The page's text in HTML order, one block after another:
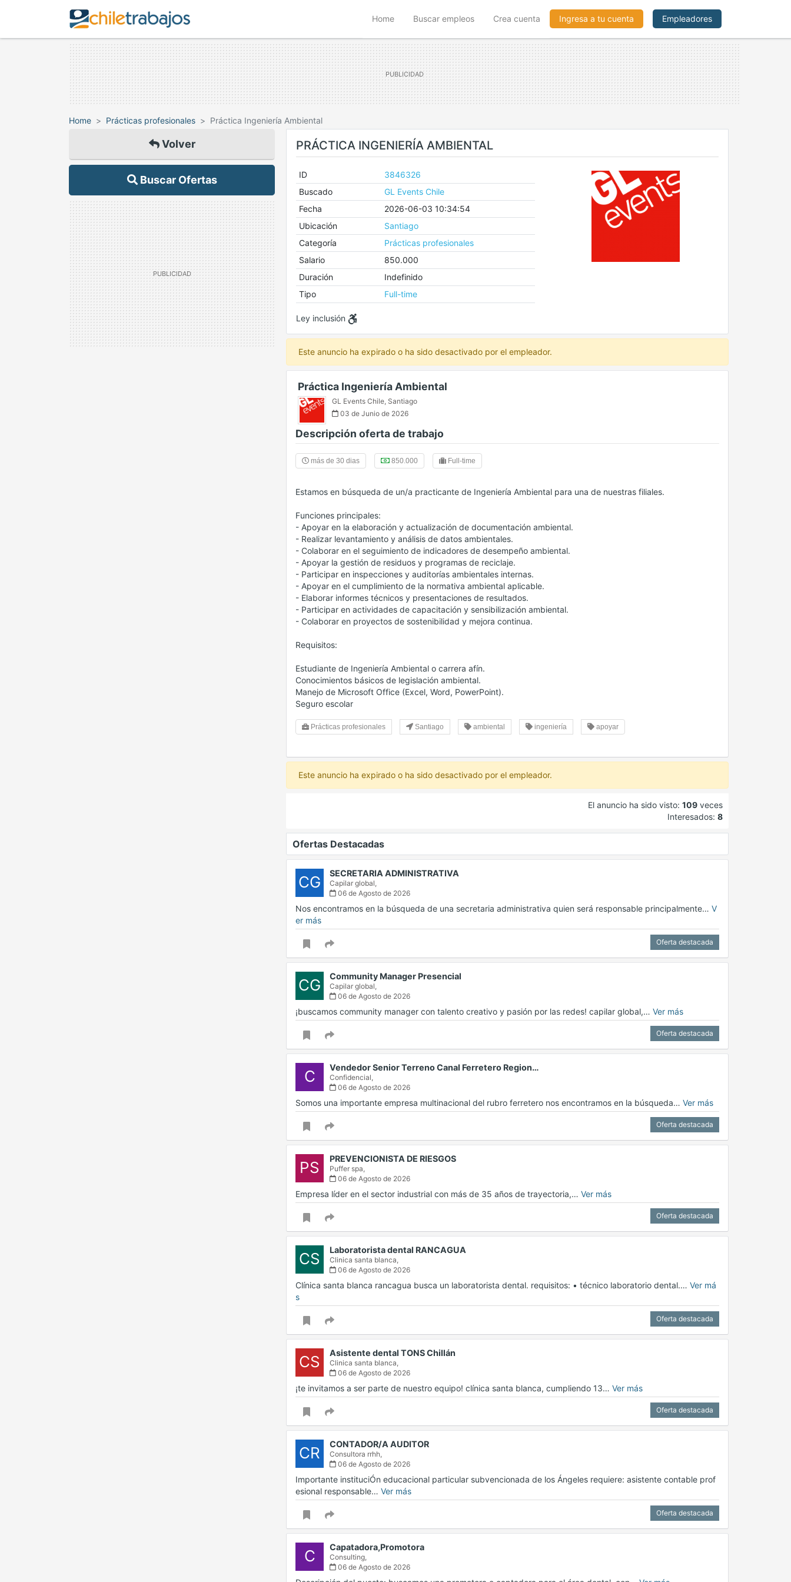
Home(current)Buscar empleos Crea cuenta Ingresa a tu cuenta Empleadores
Home Prácticas profesionales Práctica Ingeniería Ambiental
Volver
Buscar Ofertas
PRÁCTICA INGENIERÍA AMBIENTAL
ID
3846326
Buscado
GL Events Chile
Fecha
2026-06-03 10:34:54
Ubicación
Santiago
Categoría
Prácticas profesionales
Salario
850.000
Duración
Indefinido
Tipo
Full-time
Ley inclusión
Este anuncio ha expirado o ha sido desactivado por el empleador.
Práctica Ingeniería Ambiental
GL Events Chile, Santiago
03 de Junio de 2026
Descripción oferta de trabajo
más de 30 dias 850.000 Full-time
Estamos en búsqueda de un/a practicante de Ingeniería Ambiental para una de nuestras filiales.
Funciones principales:
- Apoyar en la elaboración y actualización de documentación ambiental.
- Realizar levantamiento y análisis de datos ambientales.
- Colaborar en el seguimiento de indicadores de desempeño ambiental.
- Apoyar la gestión de residuos y programas de reciclaje.
- Participar en inspecciones y auditorías ambientales internas.
- Apoyar en el cumplimiento de la normativa ambiental aplicable.
- Elaborar informes técnicos y presentaciones de resultados.
- Participar en actividades de capacitación y sensibilización ambiental.
- Colaborar en proyectos de sostenibilidad y mejora continua.
Requisitos:
Estudiante de Ingeniería Ambiental o carrera afín.
Conocimientos básicos de legislación ambiental.
Manejo de Microsoft Office (Excel, Word, PowerPoint).
Seguro escolar
Prácticas profesionales Santiago ambiental ingeniería apoyar
Este anuncio ha expirado o ha sido desactivado por el empleador.
El anuncio ha sido visto: 109 veces
Interesados: 8
Ofertas Destacadas
CG SECRETARIA ADMINISTRATIVA
Capilar global,
06 de Agosto de 2026
Nos encontramos en la búsqueda de una secretaria administrativa quien será responsable principalmente… V
er más
Oferta destacada
CG Community Manager Presencial
Capilar global,
06 de Agosto de 2026
¡buscamos community manager con talento creativo y pasión por las redes! capilar global,… Ver más
Oferta destacada
C Vendedor Senior Terreno Canal Ferretero Region…
Confidencial,
06 de Agosto de 2026
Somos una importante empresa multinacional del rubro ferretero nos encontramos en la búsqueda… Ver más
Oferta destacada
PS PREVENCIONISTA DE RIESGOS
Puffer spa,
06 de Agosto de 2026
Empresa líder en el sector industrial con más de 35 años de trayectoria,… Ver más
Oferta destacada
CS Laboratorista dental RANCAGUA
Clinica santa blanca,
06 de Agosto de 2026
Clínica santa blanca rancagua busca un laboratorista dental. requisitos: •⁠ ⁠técnico laboratorio dental.… Ver má
s
Oferta destacada
CS Asistente dental TONS Chillán
Clinica santa blanca,
06 de Agosto de 2026
¡te invitamos a ser parte de nuestro equipo! clínica santa blanca, cumpliendo 13… Ver más
Oferta destacada
CR CONTADOR/A AUDITOR
Consultora rrhh,
06 de Agosto de 2026
Importante instituciÓn educacional particular subvencionada de los Ángeles requiere: asistente contable prof
esional responsable… Ver más
Oferta destacada
C Capatadora,Promotora
Consulting,
06 de Agosto de 2026